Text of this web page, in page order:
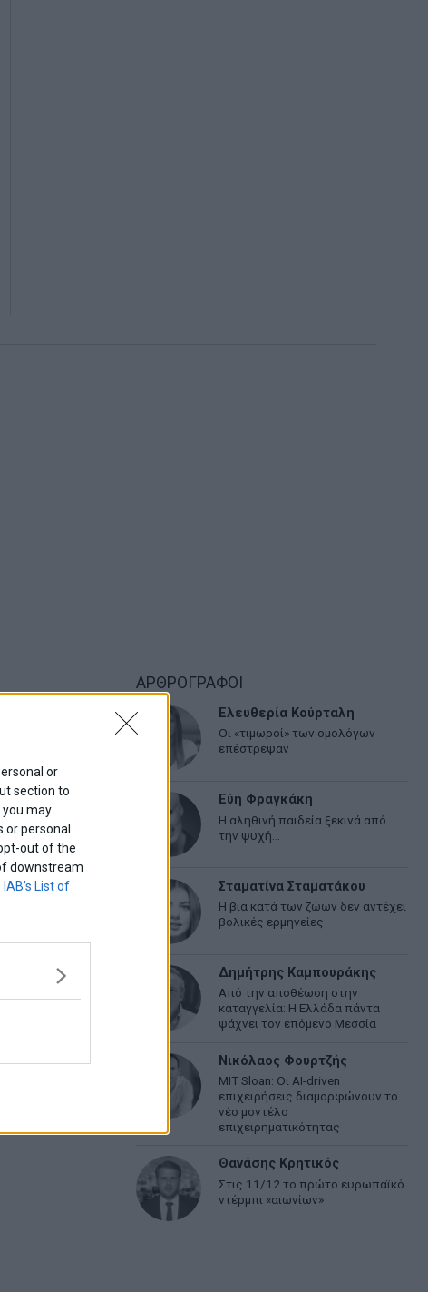
or
section to
may
or personal
out of the
downstream
IAB’s List of
ΑΡΘΡΟΓΡΑΦΟΙ
Ελευθερία Κούρταλη
Οι «τιμωροί» των ομολόγων
επέστρεψαν
Εύη Φραγκάκη
Η αληθινή παιδεία ξεκινά από
την ψυχή…
Σταματίνα Σταματάκου
Η βία κατά των ζώων δεν αντέχει
βολικές ερμηνείες
Δημήτρης Καμπουράκης
Από την αποθέωση στην
καταγγελία: Η Ελλάδα πάντα
ψάχνει τον επόμενο Μεσσία
Νικόλαος Φουρτζής
MIT Sloan: Οι AI-driven
επιχειρήσεις διαμορφώνουν το
νέο μοντέλο
επιχειρηματικότητας
Θανάσης Κρητικός
Στις 11/12 το πρώτο ευρωπαϊκό
ντέρμπι «αιωνίων»